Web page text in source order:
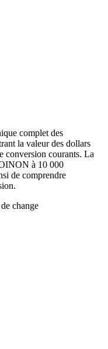
complet des
la valeur des dollars
conversion courants. La
à 10 000
de comprendre
change